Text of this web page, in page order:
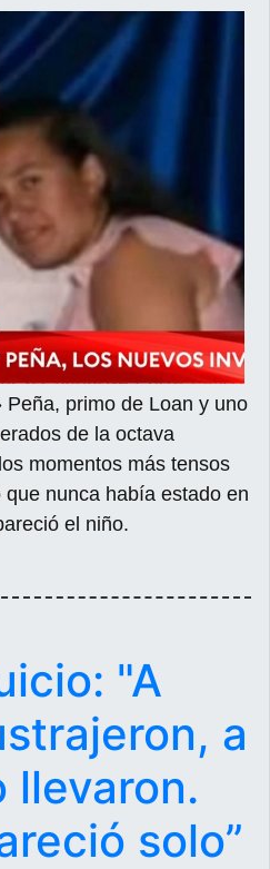
Peña, primo de Loan y uno
de la octava
momentos más tensos
nunca había estado en
el niño.
"A
a
llevaron.
solo”